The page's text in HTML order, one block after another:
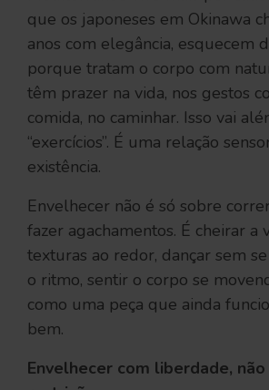
que os japoneses em Okinawa
anos com elegância, esquecem
porque tratam o corpo com
têm prazer na vida, nos gestos
comida, no caminhar. Isso vai
“exercícios”. É uma relação
existência.
Envelhecer não é só sobre
fazer agachamentos. É cheirar a
texturas ao redor, dançar sem
o ritmo, sentir o corpo se
como uma peça que ainda
bem.
Envelhecer com liberdade, não